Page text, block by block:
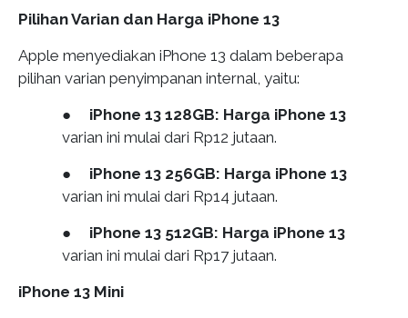
Pilihan Varian dan Harga iPhone 13
Apple menyediakan iPhone 13 dalam beberapa
pilihan varian penyimpanan internal, yaitu:
● iPhone 13 128GB: Harga iPhone 13
varian ini mulai dari Rp12 jutaan.
● iPhone 13 256GB: Harga iPhone 13
varian ini mulai dari Rp14 jutaan.
● iPhone 13 512GB: Harga iPhone 13
varian ini mulai dari Rp17 jutaan.
iPhone 13 Mini